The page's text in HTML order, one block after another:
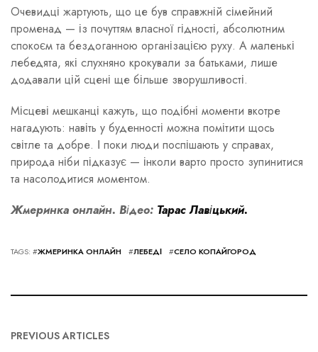
Очевидці жартують, що це був справжній сімейний
променад — із почуттям власної гідності, абсолютним
спокоєм та бездоганною організацією руху. А маленькі
лебедята, які слухняно крокували за батьками, лише
додавали цій сцені ще більше зворушливості.
Місцеві мешканці кажуть, що подібні моменти вкотре
нагадують: навіть у буденності можна помітити щось
світле та добре. І поки люди поспішають у справах,
природа ніби підказує — інколи варто просто зупинитися
та насолодитися моментом.
Жмеринка онлайн. Відео: Тарас Лавіцький.
TAGS: #ЖМЕРИНКА ОНЛАЙН #ЛЕБЕДІ #СЕЛО КОПАЙГОРОД
PREVIOUS ARTICLES